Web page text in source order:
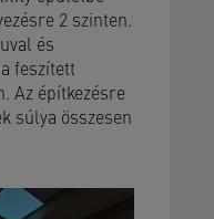
2 szinten.
és
feszített
Az építkezésre
súlya összesen